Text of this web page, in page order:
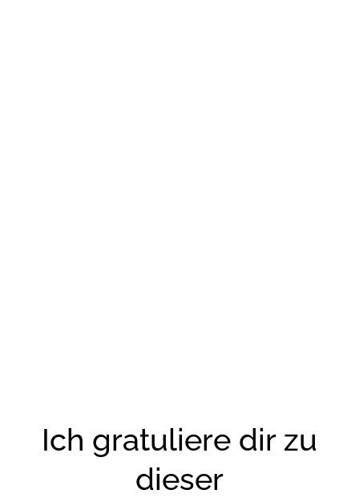
Ich gratuliere dir zu
dieser